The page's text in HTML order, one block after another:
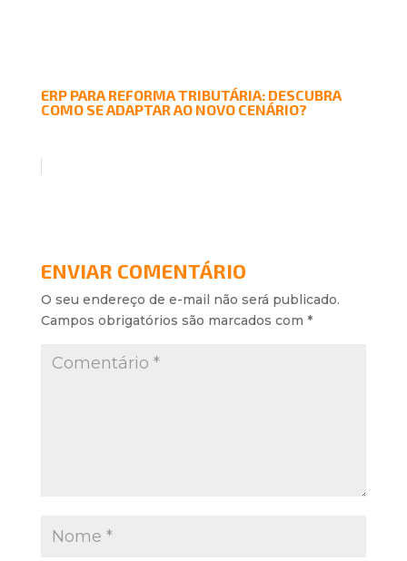
ERP PARA REFORMA TRIBUTÁRIA: DESCUBRA
COMO SE ADAPTAR AO NOVO CENÁRIO?
ENVIAR COMENTÁRIO
O seu endereço de e-mail não será publicado.
Campos obrigatórios são marcados com *